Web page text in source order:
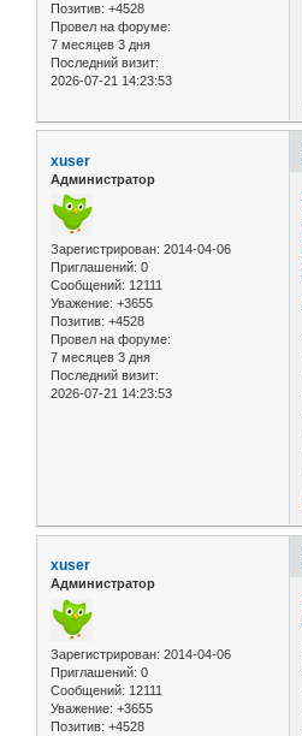
Позитив: +4528
Провел на форуме:
7 месяцев 3 дня
Последний визит:
2026-07-21 14:23:53
xuser
Администратор
Зарегистрирован: 2014-04-06
Приглашений: 0
Сообщений: 12111
Уважение: +3655
Позитив: +4528
Провел на форуме:
7 месяцев 3 дня
Последний визит:
2026-07-21 14:23:53
xuser
Администратор
Зарегистрирован: 2014-04-06
Приглашений: 0
Сообщений: 12111
Уважение: +3655
Позитив: +4528